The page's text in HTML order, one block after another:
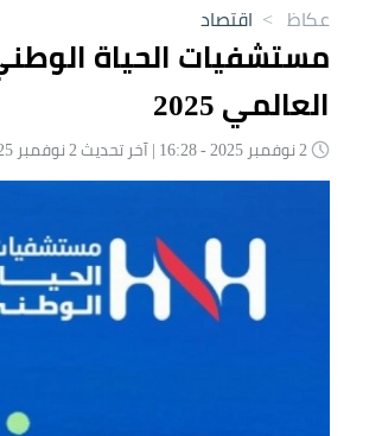
عكاظ > اقتصاد
مستشفيات الحياة
العالمي 2025